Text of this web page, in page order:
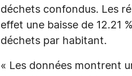
déchets confondus. Les
effet une baisse de 12.21
déchets par habitant.
« Les données montrent